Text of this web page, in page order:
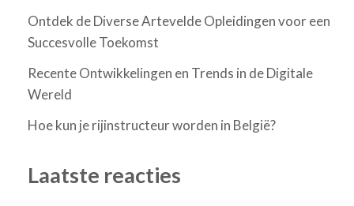
Ontdek de Diverse Artevelde Opleidingen voor een
Succesvolle Toekomst
Recente Ontwikkelingen en Trends in de Digitale
Wereld
Hoe kun je rijinstructeur worden in België?
Laatste reacties